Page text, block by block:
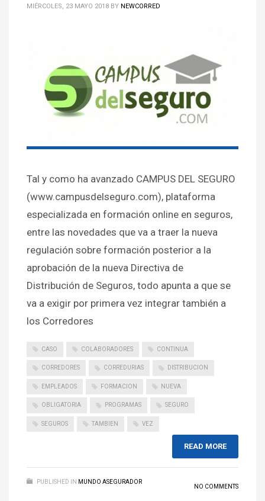
MIÉRCOLES, 23 MAYO 2018 BY NEWCORRED
Tal y como ha avanzado CAMPUS DEL SEGURO
(www.campusdelseguro.com), plataforma
especializada en formación online en seguros,
entre las novedades que va a traer la nueva
regulación sobre formación posterior a la
aprobación de la nueva Directiva de
Distribución de Seguros, todo apunta a que se
va a exigir por primera vez integrar también a
los Corredores
CASO COLABORADORES CONTINUA
CORREDORES CORREDURIAS DISTRIBUCION
EMPLEADOS FORMACION NUEVA
OBLIGATORIA PROGRAMAS SEGURO
SEGUROS TAMBIEN VEZ
READ MORE
PUBLISHED IN MUNDO ASEGURADOR
NO COMMENTS